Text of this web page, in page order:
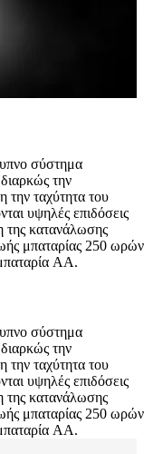
σύστημα
την
την ταχύτητα του
υψηλές επιδόσεις
της κατανάλωσης
μπαταρίας 250 ωρών
AA.
σύστημα
την
την ταχύτητα του
υψηλές επιδόσεις
της κατανάλωσης
μπαταρίας 250 ωρών
AA.